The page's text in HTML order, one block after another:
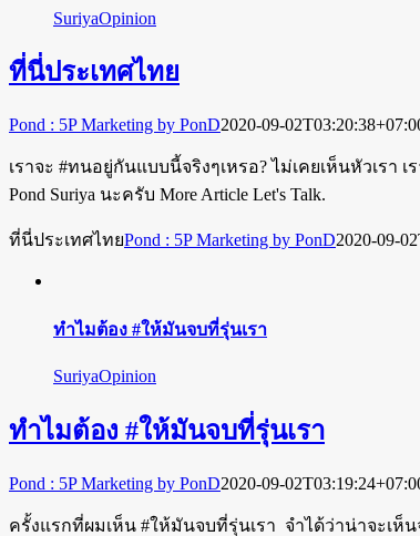
SuriyaOpinion
ที่นี่ประเทศไทย
Pond : 5P Marketing by PonD2020-09-
เราจะ #ทนอยู่กันแบบนี้จริงๆเหรอ? ไม่เคยเห็นหัวเรา
Pond Suriya นะครับ More Article Let's Talk.
ที่นี่ประเทศไทยPond : 5P Marketing by PonD2020-09-
ทำไมต้อง #ให้มันจบที่รุ่นเรา
SuriyaOpinion
ทำไมต้อง #ให้มันจบที่รุ่นเรา
Pond : 5P Marketing by PonD2020-09-
ครั้งแรกที่ผมเห็น #ให้มันจบที่รุ่นเรา จำได้ว่าน่าจะเ